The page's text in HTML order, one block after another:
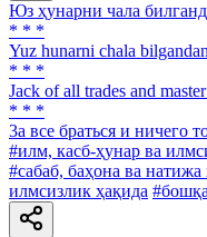
Юз ҳунарни чала
* * *
Yuz hunarni chala
* * *
Jack of all trades and
* * *
3a все браться и ничего
#илм, касб-ҳунар ва
#сабаб, баҳона ва натижа
илмсизлик ҳақида